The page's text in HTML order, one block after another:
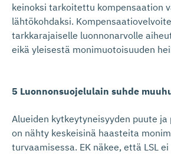
keinoksi tarkoitettu kompensaation
lähtökohdaksi.
tarkkarajaiselle luonnonarvolle
eikä yleisestä monimuotoisuuden
5 Luonnonsuojelulain suhde
Alueiden kytkeytyneisyyden puute
on nähty keskeisinä haasteita
turvaamisessa. EK näkee, että LSL